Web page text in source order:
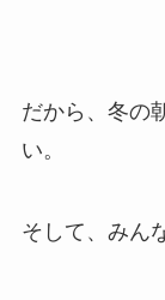
だから、冬の
い。
そして、みん